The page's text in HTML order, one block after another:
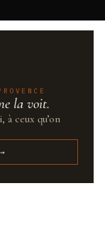
la voit.
ceux qu’on